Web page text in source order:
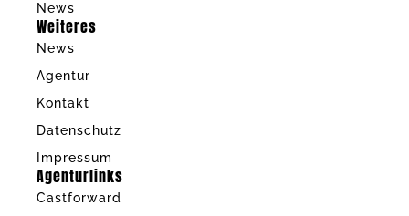
News
Weiteres
News
Agentur
Kontakt
Datenschutz
Impressum
Agenturlinks
Castforward